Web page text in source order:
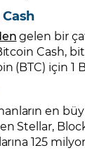
gelen bir
Cash,
(BTC) için 1
en
Stellar,
125